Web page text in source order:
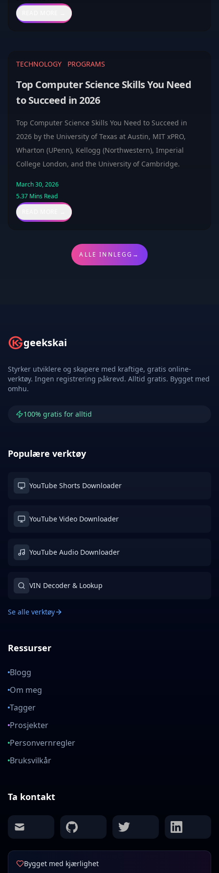
TECHNOLOGY PROGRAMS
Top Computer Science Skills You Need
to Succeed in 2026
Top Computer Science Skills You Need to Succeed in
2026 by the University of Texas at Austin, MIT xPRO,
Wharton (UPenn), Kellogg (Northwestern), Imperial
College London, and the University of Cambridge.
March 30, 2026
5.37 Mins Read
ALLE INNLEGG →
geekskai
Styrker utviklere og skapere med kraftige, gratis online-
verktøy. Ingen registrering påkrevd. Alltid gratis. Bygget med
omhu.
100% gratis for alltid
Populære verktøy
YouTube Shorts Downloader
YouTube Video Downloader
YouTube Audio Downloader
VIN Decoder & Lookup
Se alle verktøy
Ressurser
Blogg
Om meg
Tagger
Prosjekter
Personvernregler
Bruksvilkår
Ta kontakt
mail github twitter linkedin
Bygget med kjærlighet